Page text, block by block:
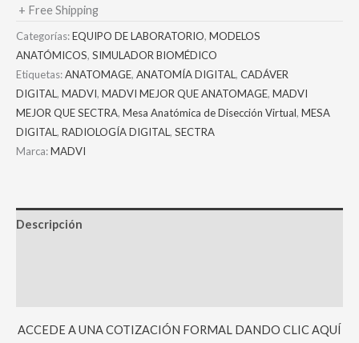
+ Free Shipping
Categorías:EQUIPO DE LABORATORIO, MODELOS
ANATÓMICOS, SIMULADOR BIOMÉDICO
Etiquetas:ANATOMAGE, ANATOMÍA DIGITAL, CADÁVER
DIGITAL, MADVI, MADVI MEJOR QUE ANATOMAGE, MADVI
MEJOR QUE SECTRA, Mesa Anatómica de Disección Virtual, MESA
DIGITAL, RADIOLOGÍA DIGITAL, SECTRA
Marca:MADVI
Descripción
ACCEDE A UNA COTIZACIÓN FORMAL DANDO CLIC AQUÍ